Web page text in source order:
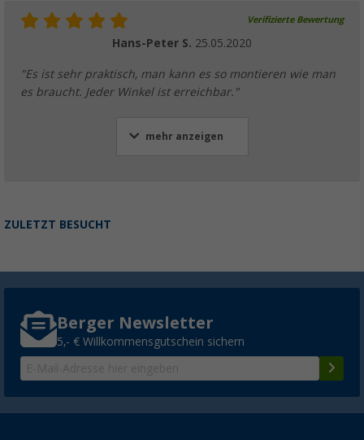
Verifizierte Bewertung
Hans-Peter S. 25.05.2020
"Es ist sehr praktisch, man kann es so montieren wie man
es braucht. Jeder Winkel ist erreichbar."
mehr anzeigen
ZULETZT BESUCHT
Berger Newsletter
5,- € Willkommensgutschein sichern